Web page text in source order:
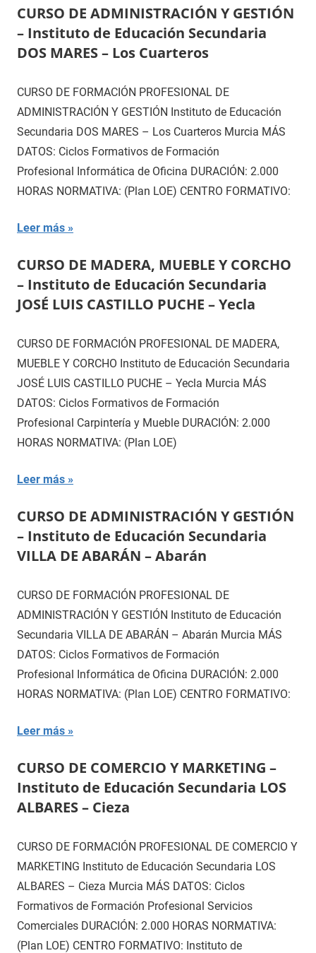
CURSO DE ADMINISTRACIÓN Y GESTIÓN
– Instituto de Educación Secundaria
DOS MARES – Los Cuarteros
CURSO DE FORMACIÓN PROFESIONAL DE
ADMINISTRACIÓN Y GESTIÓN Instituto de Educación
Secundaria DOS MARES – Los Cuarteros Murcia MÁS
DATOS: Ciclos Formativos de Formación
Profesional Informática de Oficina DURACIÓN: 2.000
HORAS NORMATIVA: (Plan LOE) CENTRO FORMATIVO:
Leer más
CURSO DE MADERA, MUEBLE Y CORCHO
– Instituto de Educación Secundaria
JOSÉ LUIS CASTILLO PUCHE – Yecla
CURSO DE FORMACIÓN PROFESIONAL DE MADERA,
MUEBLE Y CORCHO Instituto de Educación Secundaria
JOSÉ LUIS CASTILLO PUCHE – Yecla Murcia MÁS
DATOS: Ciclos Formativos de Formación
Profesional Carpintería y Mueble DURACIÓN: 2.000
HORAS NORMATIVA: (Plan LOE)
Leer más
CURSO DE ADMINISTRACIÓN Y GESTIÓN
– Instituto de Educación Secundaria
VILLA DE ABARÁN – Abarán
CURSO DE FORMACIÓN PROFESIONAL DE
ADMINISTRACIÓN Y GESTIÓN Instituto de Educación
Secundaria VILLA DE ABARÁN – Abarán Murcia MÁS
DATOS: Ciclos Formativos de Formación
Profesional Informática de Oficina DURACIÓN: 2.000
HORAS NORMATIVA: (Plan LOE) CENTRO FORMATIVO:
Leer más
CURSO DE COMERCIO Y MARKETING –
Instituto de Educación Secundaria LOS
ALBARES – Cieza
CURSO DE FORMACIÓN PROFESIONAL DE COMERCIO Y
MARKETING Instituto de Educación Secundaria LOS
ALBARES – Cieza Murcia MÁS DATOS: Ciclos
Formativos de Formación Profesional Servicios
Comerciales DURACIÓN: 2.000 HORAS NORMATIVA:
(Plan LOE) CENTRO FORMATIVO: Instituto de